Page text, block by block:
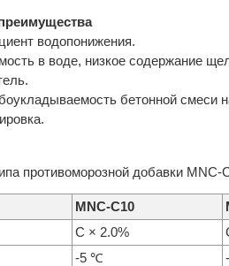
водопонижения.
в воде, низкое содержание
бетонной смеси
противоморозной добавки
MNC-C10
C × 2.0%
-5 ℃